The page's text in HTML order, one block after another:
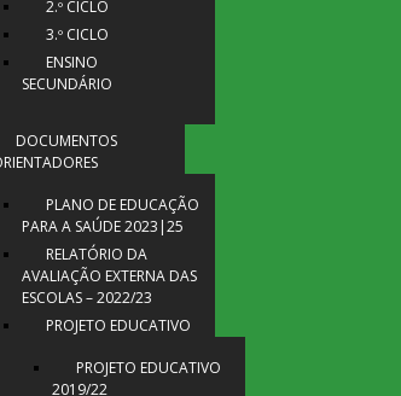
2.º CICLO
3.º CICLO
ENSINO
SECUNDÁRIO
DOCUMENTOS
PLANO DE EDUCAÇÃO
PARA A SAÚDE 2023|25
RELATÓRIO DA
AVALIAÇÃO EXTERNA DAS
ESCOLAS – 2022/23
PROJETO EDUCATIVO
PROJETO EDUCATIVO
2019/22